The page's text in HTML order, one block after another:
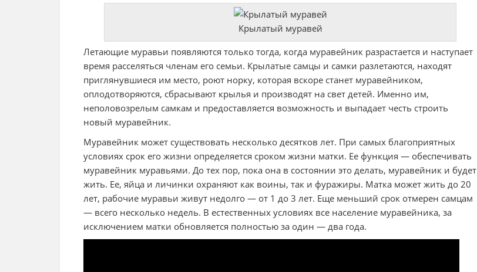
Крылатый муравей
Летающие муравьи появляются только тогда, когда муравейник разрастается и наступает
время расселяться членам его семьи. Крылатые самцы и самки разлетаются, находят
приглянувшиеся им место, роют норку, которая вскоре станет муравейником,
оплодотворяются, сбрасывают крылья и производят на свет детей. Именно им,
неполовозрелым самкам и предоставляется возможность и выпадает честь строить
новый муравейник.
Муравейник может существовать несколько десятков лет. При самых благоприятных
условиях срок его жизни определяется сроком жизни матки. Ее функция — обеспечивать
муравейник муравьями. До тех пор, пока она в состоянии это делать, муравейник и будет
жить. Ее, яйца и личинки охраняют как воины, так и фуражиры. Матка может жить до 20
лет, рабочие муравьи живут недолго — от 1 до 3 лет. Еще меньший срок отмерен самцам
— всего несколько недель. В естественных условиях все население муравейника, за
исключением матки обновляется полностью за один — два года.